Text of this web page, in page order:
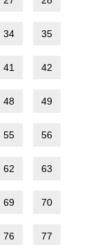
34 35
41 42
48 49
55 56
62 63
69 70
76 77